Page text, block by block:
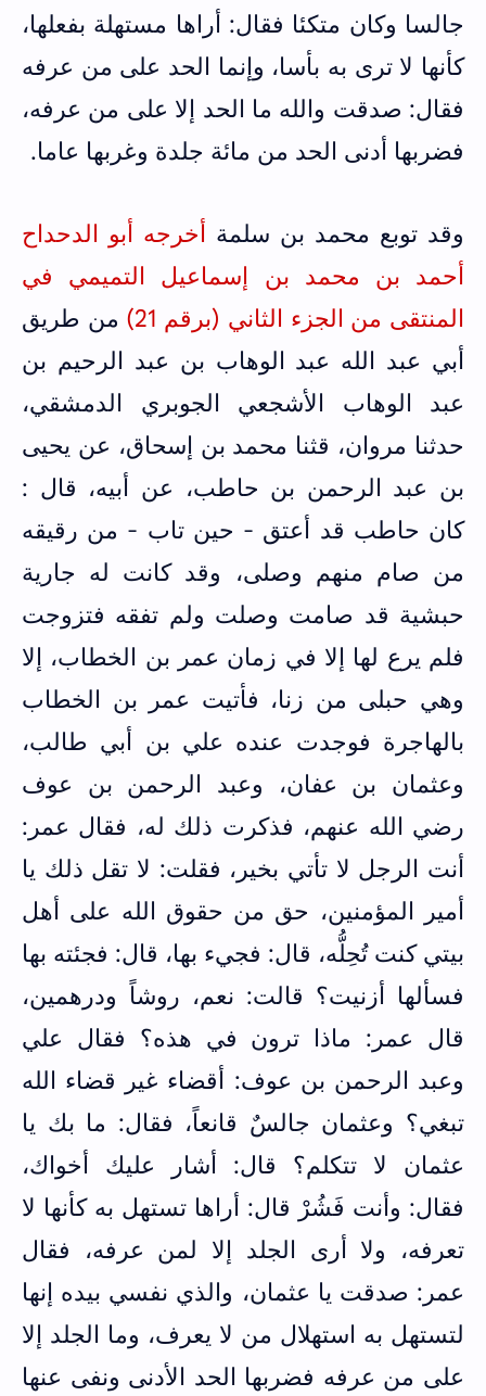
جالسا وكان متكئا فقال: أراها مستهلة بفعلها،
كأنها لا ترى به بأسا، وإنما الحد على من عرفه
فقال: صدقت والله ما الحد إلا على من عرفه،
فضربها أدنى الحد من مائة جلدة وغربها عاما.
وقد توبع محمد بن سلمة أخرجه أبو الدحداح
أحمد بن محمد بن إسماعيل التميمي في
المنتقى من الجزء الثاني (برقم 21)
من طريق
أبي عبد الله عبد الوهاب بن عبد الرحيم بن
عبد الوهاب الأشجعي الجوبري الدمشقي،
حدثنا مروان، قثنا محمد بن إسحاق، عن يحيى
بن عبد الرحمن بن حاطب، عن أبيه، قال :
كان حاطب قد أعتق - حين تاب - من رقيقه
من صام منهم وصلى، وقد كانت له جارية
حبشية قد صامت وصلت ولم تفقه فتزوجت
فلم يرع لها إلا في زمان عمر بن الخطاب، إلا
وهي حبلى من زنا، فأتيت عمر بن الخطاب
بالهاجرة فوجدت عنده علي بن أبي طالب،
وعثمان بن عفان، وعبد الرحمن بن عوف
رضي الله عنهم، فذكرت ذلك له، فقال عمر:
أنت الرجل لا تأتي بخير، فقلت: لا تقل ذلك يا
أمير المؤمنين، حق من حقوق الله على أهل
بيتي كنت تُحِلُّه، قال: فجيء بها، قال: فجئته بها
فسألها أزنيت؟ قالت: نعم، روشاً ودرهمين،
قال عمر: ماذا ترون في هذه؟ فقال علي
وعبد الرحمن بن عوف: أقضاء غير قضاء الله
تبغي؟ وعثمان جالسٌ قانعاً، فقال: ما بك يا
عثمان لا تتكلم؟ قال: أشار عليك أخواك،
فقال: وأنت فَشُرْ قال: أراها تستهل به كأنها لا
تعرفه، ولا أرى الجلد إلا لمن عرفه، فقال
عمر: صدقت يا عثمان، والذي نفسي بيده إنها
لتستهل به استهلال من لا يعرف، وما الجلد إلا
على من عرفه فضربها الحد الأدنى ونفى عنها